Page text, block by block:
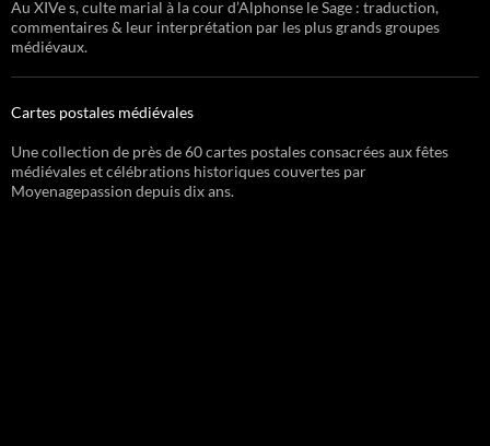
Au XIVe s, culte marial à la cour d’Alphonse le Sage : traduction,
commentaires & leur interprétation par les plus grands groupes
médiévaux.
Cartes postales médiévales
Une collection de près de 60 cartes postales consacrées aux fêtes
médiévales et célébrations historiques couvertes par
Moyenagepassion depuis dix ans.